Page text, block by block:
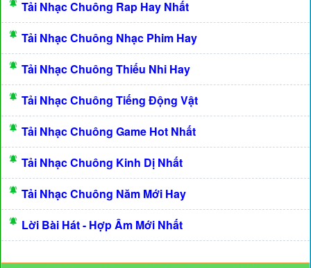
Tải Nhạc Chuông Rap Hay Nhất
Tải Nhạc Chuông Nhạc Phim Hay
Tải Nhạc Chuông Thiếu Nhi Hay
Tải Nhạc Chuông Tiếng Động Vật
Tải Nhạc Chuông Game Hot Nhất
Tải Nhạc Chuông Kinh Dị Nhất
Tải Nhạc Chuông Năm Mới Hay
Lời Bài Hát - Hợp Âm Mới Nhất